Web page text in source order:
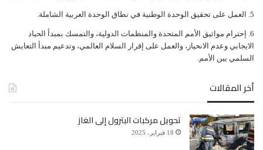
ﺍﻟﻌﻤﻞ ﻋﻠﻰ ﺗﺤﻘﻴﻖ ﺍﻟﻮﺣﺪﺓ ﺍﻟﻮﻃﻨﻴﺔ ﻓﻲ ﻧﻄﺎﻕ ﺍﻟﻮﺣﺪﺓ ﺍﻟﻌﺮﺑﻴﺔ ﺍﻟﺸﺎﻣﻠﺔ.
ﺇﺣﺘﺮﺍﻡ ﻣﻮﺍﺛﻴﻖ الأﻣﻢ ﺍﻟﻤﺘﺤﺪﺓ ﻭﺍﻟﻤﻨﻈﻤﺎﺕ ﺍﻟﺪﻭﻟﻴﺔ، ﻭﺍﻟﺘﻤﺴﻚ ﺑﻤﺒﺪﺃ ﺍﻟﺤﻴﺎﺩ
ﺍﻻﻳﺠﺎﺑﻲ ﻭﻋﺪﻡ ﺍﻻﻧﺤﻴﺎﺯ، ﻭﺍﻟﻌﻤﻞ ﻋﻠﻰ ﺇﻗﺮﺍﺭ ﺍﻟﺴﻼﻡ ﺍﻟﻌﺎﻟﻤﻲ، ﻭﺗﺪﻋﻴﻢ ﻣﺒﺪﺃ ﺍﻟﺘﻌﺎﻳﺶ
ﺍﻟﺴﻠﻤﻲ ﺑﻴﻦ ﺍﻷﻣﻢ.
أخر المقالات
تحويل مركبات البترول إلى الغاز
18 فبراير، 2025